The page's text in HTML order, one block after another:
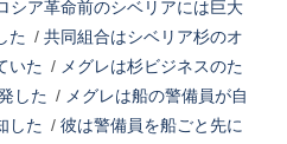
シア革命前のシベリアには巨大
た / 共同組合はシベリア杉のオ
いた / メグレは杉ビジネスのた
した / メグレは船の警備員が自
した / 彼は警備員を船ごと先に